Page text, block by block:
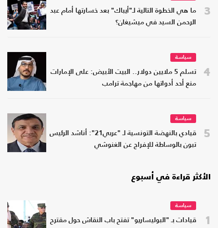
3
ما هي الخطوة التالية لـ"أيباك" بعد خسارتها أمام عبد
الرحمن السيد في ميشيغان؟
4
سياسة
تسلم 5 ملايين دولار.. البيت الأبيض: على الإمارات
منع أحد أدواتها من مهاجمة ترامب
5
سياسة
قيادي بالنهضة التونسية لـ "عربي21": أناشد الرئيس
تبون بالوساطة للإفراج عن الغنوشي
الأكثر قراءة في أسبوع
1
سياسة
قيادات بـ "البوليساريو" تفتح باب النقاش حول مقترح